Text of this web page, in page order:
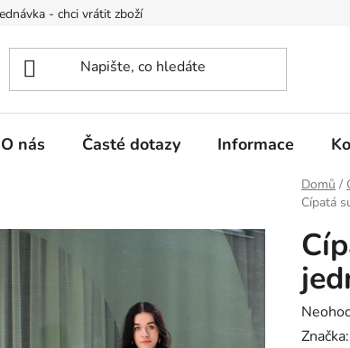
- chci vrátit zboží
O nás Časté dotazy Informace
Domů /
Cípatá
Značka: